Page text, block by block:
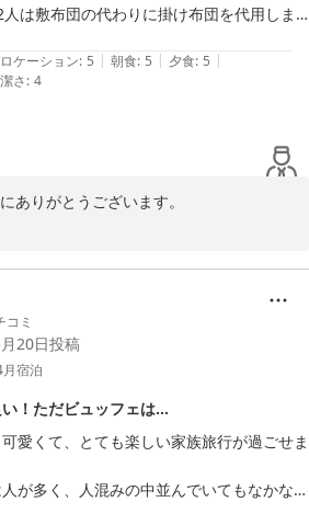
スメ」というお言葉を励みに、さらなる
ります。
は敷布団の代わりに掛け布団を代用しま
すればよかったのですが・・・。
素晴らしい施設だと思います。
ロケーション: 5 | 朝食: 5 | 夕食: 5 |
さ: 4
ありがとうございます。
呂にご満足いただけ、大変嬉しく思いま
いよう、スタッフ一同注意を払って参り
ブルがございましたらフロントまでお問
コミ
20日投稿
宿泊
！ただビュッフェは…
愛くて、とても楽しい家族旅行が過ごせま
が多く、人混みの中並んでいてもなかなか
頼もうと店員さんを呼んでもなかなか来な